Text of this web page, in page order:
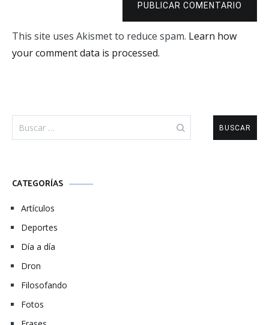
PUBLICAR COMENTARIO
This site uses Akismet to reduce spam. Learn how
your comment data is processed.
CATEGORÍAS
Artículos
Deportes
Día a día
Dron
Filosofando
Fotos